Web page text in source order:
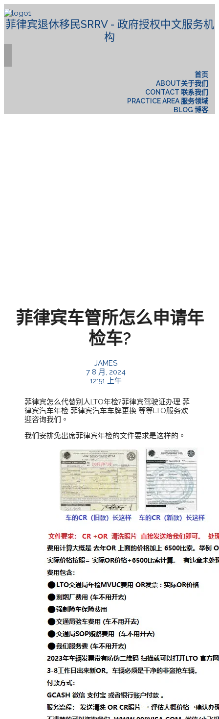
菲律宾退休移民SRRV - 政府授权中文服务机
构
首页
ABOUT关于我们
CONTACT 联系我们
PRACTICE AREA 服务领域
BLOG 博客
菲律宾车管所怎么申请年
检车?
JAMES
7 8 月, 2024
12:51 上午
菲律宾怎么代替别人LTO年检?菲律宾驾驶证办理 菲
律宾汽车年检 菲律宾汽车车牌更换 等等LTO服务欢
迎咨询我们。
我们安排免出席菲律宾年检的文件要求是这样的。